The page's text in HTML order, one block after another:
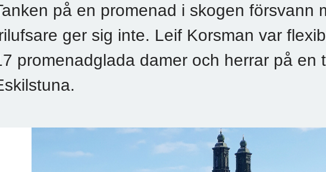
på en promenad i skogen försvann
ger sig inte. Leif Korsman var
promenadglada damer och herrar på en